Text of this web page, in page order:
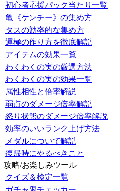
初心者応援パック当たり一覧
亀《ケンチー》の集め方
タスの効率的な集め方
運極の作り方を徹底解説
アイテムの効果一覧
わくわくの実の厳選方法
わくわくの実の効果一覧
属性相性と倍率解説
弱点のダメージ倍率解説
怒り状態のダメージ倍率解説
効率のいいランク上げ方法
メダルについて解説
復帰時にやるべきこと
攻略/お楽しみツール
クイズ＆検定一覧
ガチャ限チェッカー